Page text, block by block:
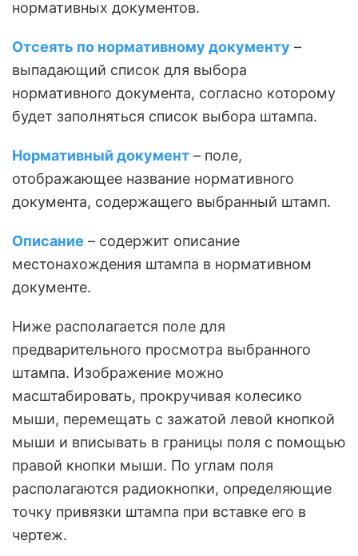
нормативных документов.
Отсеять по нормативному документу –
выпадающий список для выбора
нормативного документа, согласно которому
будет заполняться список выбора штампа.
Нормативный документ – поле,
отображающее название нормативного
документа, содержащего выбранный штамп.
Описание – содержит описание
местонахождения штампа в нормативном
документе.
Ниже располагается поле для
предварительного просмотра выбранного
штампа. Изображение можно
масштабировать, прокручивая колесико
мыши, перемещать с зажатой левой кнопкой
мыши и вписывать в границы поля с помощью
правой кнопки мыши. По углам поля
располагаются радиокнопки, определяющие
точку привязки штампа при вставке его в
чертеж.